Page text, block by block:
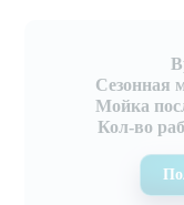
Сезонная
Мойка
Кол-во